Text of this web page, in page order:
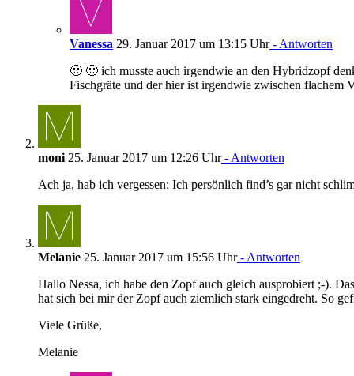
Vanessa 29. Januar 2017 um 13:15 Uhr- Antworten
🙂 🙂 ich musste auch irgendwie an den Hybridzopf
Fischgräte und der hier ist irgendwie zwischen flachem
moni 25. Januar 2017 um 12:26 Uhr- Antworten
Ach ja, hab ich vergessen: Ich persönlich find’s gar nicht
Melanie 25. Januar 2017 um 15:56 Uhr- Antworten
Hallo Nessa, ich habe den Zopf auch gleich ausprobiert ;-).
hat sich bei mir der Zopf auch ziemlich stark eingedreht. So
Viele Grüße,
Melanie